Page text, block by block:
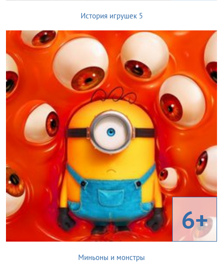
История игрушек 5
6+
Миньоны и монстры